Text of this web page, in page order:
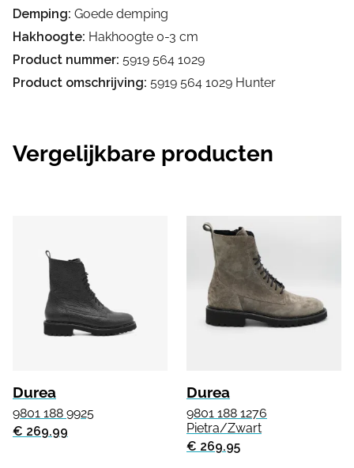
Demping: Goede demping
Hakhoogte: Hakhoogte 0-3 cm
Product nummer: 5919 564 1029
Product omschrijving: 5919 564 1029 Hunter
Vergelijkbare producten
Durea
9801 188 9925
€ 269.99
Durea
9801 188 1276
Pietra/Zwart
€ 269.95